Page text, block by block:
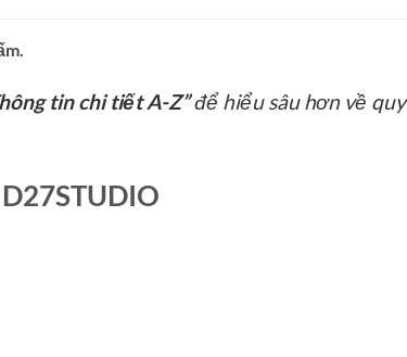
tin chi tiết A-Z”để hiểu sâu hơn về quy